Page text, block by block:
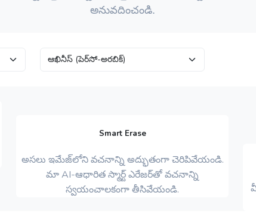
అనువదించండి.
Smart Erase
అసలు ఇమేజ్‌లోని వచనాన్ని అద్భుతంగా చెరిపివేయండి.
మా AI-ఆధారిత స్మార్ట్ ఎరేజర్‌తో వచనాన్ని
స్వయంచాలకంగా తీసివేయండి.